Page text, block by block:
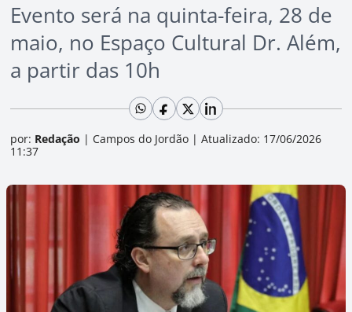
Evento será na quinta-feira, 28 de
maio, no Espaço Cultural Dr. Além,
a partir das 10h
por: Redação | Campos do Jordão | Atualizado: 17/06/2026
11:37